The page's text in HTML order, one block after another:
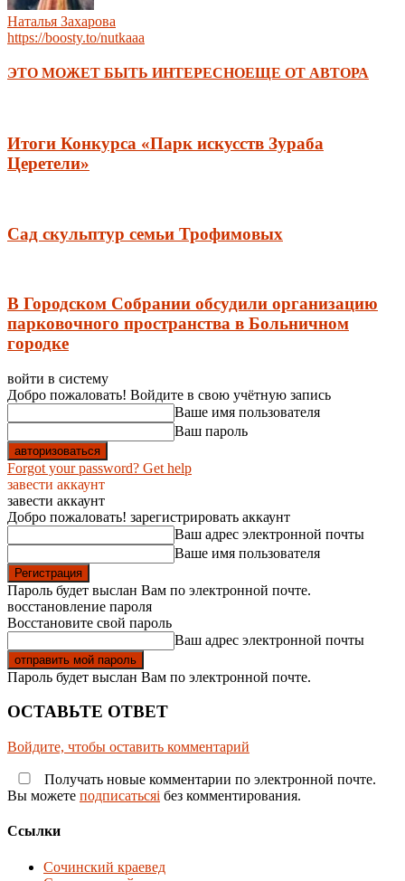
Наталья Захарова
https://boosty.to/nutkaaa
ЭТО МОЖЕТ БЫТЬ ИНТЕРЕСНОЕЩЕ ОТ АВТОРА
Итоги Конкурса «Парк искусств Зураба
Церетели»
Сад скульптур семьи Трофимовых
В Городском Собрании обсудили организацию
парковочного пространства в Больничном
городке
войти в систему
Добро пожаловать! Войдите в свою учётную запись
Ваше имя пользователя
Ваш пароль
Forgot your password? Get help
завести аккаунт
завести аккаунт
Добро пожаловать! зарегистрировать аккаунт
Ваш адрес электронной почты
Ваше имя пользователя
Пароль будет выслан Вам по электронной почте.
восстановление пароля
Восстановите свой пароль
Ваш адрес электронной почты
Пароль будет выслан Вам по электронной почте.
ОСТАВЬТЕ ОТВЕТ
Войдите, чтобы оставить комментарий
Получать новые комментарии по электронной почте.
Вы можете подписатьсяi без комментирования.
Ссылки
Сочинский краевед